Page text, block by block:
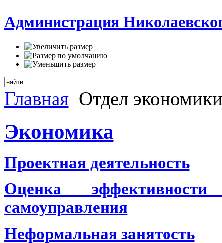
Администрация
Главная Отдел экономики
Экономика
Проектная деятельность
Оценка
самоуправления
Неформальная занятость